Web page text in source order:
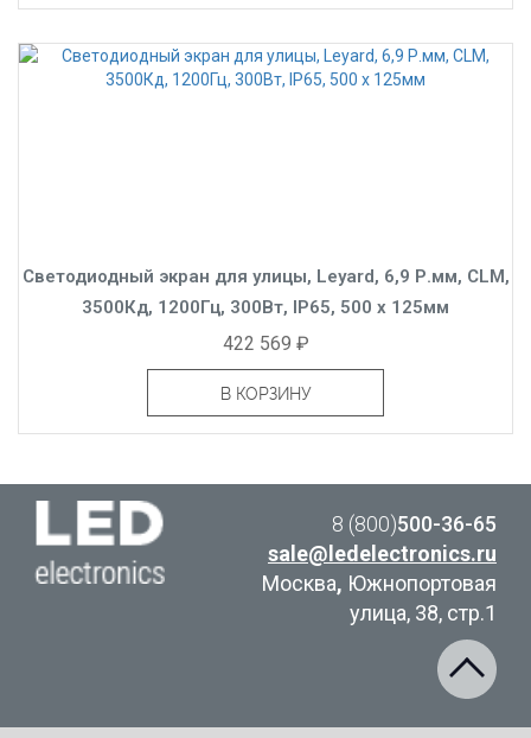
Светодиодный экран для улицы, Leyard, 6,9 Р.мм, CLM,
3500Кд, 1200Гц, 300Вт, IP65, 500 x 125мм
422 569 ₽
В КОРЗИНУ
8 (800)500-36-65
sale@ledelectronics.ru
Москва, Южнопортовая
улица, 38, стр.1